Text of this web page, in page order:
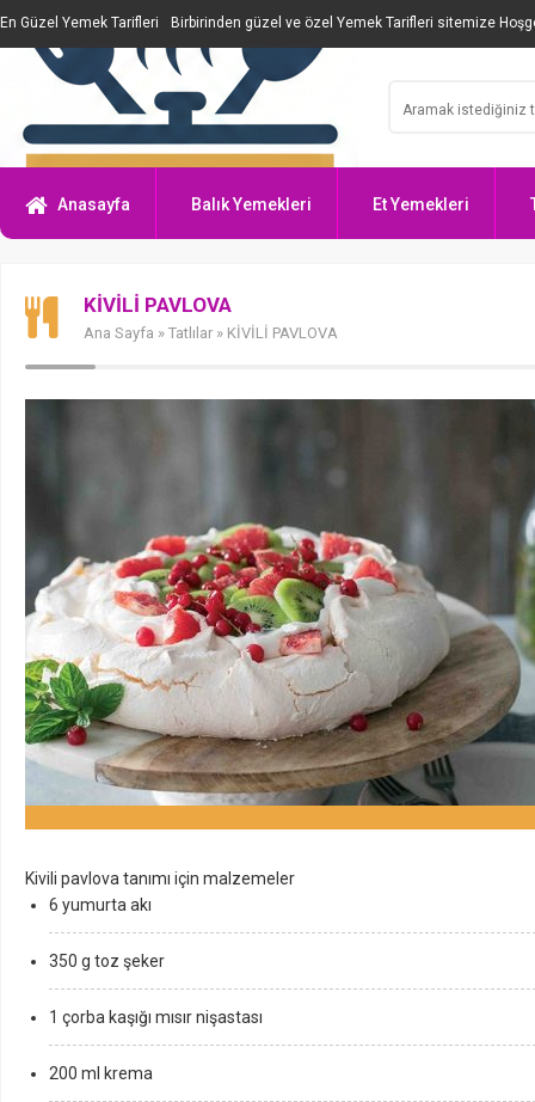
En Güzel Yemek Tarifleri Birbirinden güzel ve özel Yemek Tarifleri sitemize
Anasayfa Balık Yemekleri Et Yemekleri
KİVİLİ PAVLOVA
Ana Sayfa » Tatlılar » KİVİLİ PAVLOVA
Kivili pavlova tanımı için malzemeler
6 yumurta akı
350 g toz şeker
1 çorba kaşığı mısır nişastası
200 ml krema